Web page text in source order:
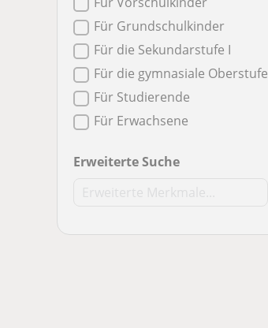
Für Grundschulkinder
Für die Sekundarstufe I
Für die gymnasiale Oberstufe
Für Studierende
Für Erwachsene
Erweiterte Suche